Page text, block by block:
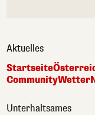
Aktuelles
Startseite
CommunityWetter
Unterhaltsames